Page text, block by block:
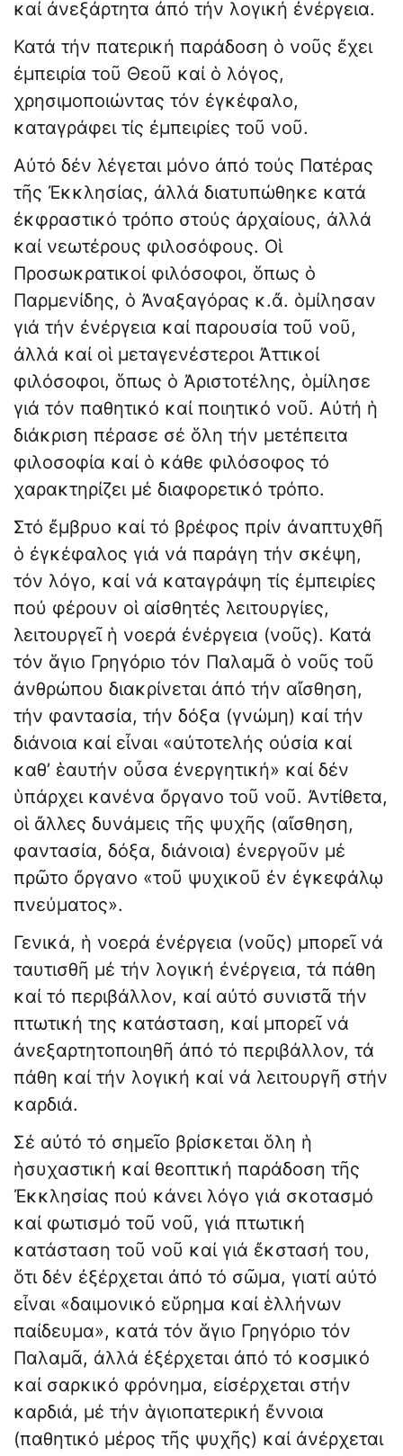
καί ἀνεξάρτητα ἀπό τήν λογική ἐνέργεια.
Κατά τήν πατερική παράδοση ὁ νοῦς ἔχει
ἐμπειρία τοῦ Θεοῦ καί ὁ λόγος,
χρησιμοποιώντας τόν ἐγκέφαλο,
καταγράφει τίς ἐμπειρίες τοῦ νοῦ.
Αὐτό δέν λέγεται μόνο ἀπό τούς Πατέρας
τῆς Ἐκκλησίας, ἀλλά διατυπώθηκε κατά
ἐκφραστικό τρόπο στούς ἀρχαίους, ἀλλά
καί νεωτέρους φιλοσόφους. Οἱ
Προσωκρατικοί φιλόσοφοι, ὅπως ὁ
Παρμενίδης, ὁ Ἀναξαγόρας κ.ἄ. ὁμίλησαν
γιά τήν ἐνέργεια καί παρουσία τοῦ νοῦ,
ἀλλά καί οἱ μεταγενέστεροι Ἀττικοί
φιλόσοφοι, ὅπως ὁ Ἀριστοτέλης, ὁμίλησε
γιά τόν παθητικό καί ποιητικό νοῦ. Αὐτή ἡ
διάκριση πέρασε σέ ὅλη τήν μετέπειτα
φιλοσοφία καί ὁ κάθε φιλόσοφος τό
χαρακτηρίζει μέ διαφορετικό τρόπο.
Στό ἔμβρυο καί τό βρέφος πρίν ἀναπτυχθῆ
ὁ ἐγκέφαλος γιά νά παράγη τήν σκέψη,
τόν λόγο, καί νά καταγράψη τίς ἐμπειρίες
πού φέρουν οἱ αἰσθητές λειτουργίες,
λειτουργεῖ ἡ νοερά ἐνέργεια (νοῦς). Κατά
τόν ἅγιο Γρηγόριο τόν Παλαμᾶ ὁ νοῦς τοῦ
ἀνθρώπου διακρίνεται ἀπό τήν αἴσθηση,
τήν φαντασία, τήν δόξα (γνώμη) καί τήν
διάνοια καί εἶναι «αὐτοτελής οὐσία καί
καθ’ ἑαυτήν οὖσα ἐνεργητική» καί δέν
ὑπάρχει κανένα ὄργανο τοῦ νοῦ. Ἀντίθετα,
οἱ ἄλλες δυνάμεις τῆς ψυχῆς (αἴσθηση,
φαντασία, δόξα, διάνοια) ἐνεργοῦν μέ
πρῶτο ὄργανο «τοῦ ψυχικοῦ ἐν ἐγκεφάλῳ
πνεύματος».
Γενικά, ἡ νοερά ἐνέργεια (νοῦς) μπορεῖ νά
ταυτισθῆ μέ τήν λογική ἐνέργεια, τά πάθη
καί τό περιβάλλον, καί αὐτό συνιστᾶ τήν
πτωτική της κατάσταση, καί μπορεῖ νά
ἀνεξαρτητοποιηθῆ ἀπό τό περιβάλλον, τά
πάθη καί τήν λογική καί νά λειτουργῆ στήν
καρδιά.
Σέ αὐτό τό σημεῖο βρίσκεται ὅλη ἡ
ἡσυχαστική καί θεοπτική παράδοση τῆς
Ἐκκλησίας πού κάνει λόγο γιά σκοτασμό
καί φωτισμό τοῦ νοῦ, γιά πτωτική
κατάσταση τοῦ νοῦ καί γιά ἔκστασή του,
ὅτι δέν ἐξέρχεται ἀπό τό σῶμα, γιατί αὐτό
εἶναι «δαιμονικό εὕρημα καί ἑλλήνων
παίδευμα», κατά τόν ἅγιο Γρηγόριο τόν
Παλαμᾶ, ἀλλά ἐξέρχεται ἀπό τό κοσμικό
καί σαρκικό φρόνημα, εἰσέρχεται στήν
καρδιά, μέ τήν ἁγιοπατερική ἔννοια
(παθητικό μέρος τῆς ψυχῆς) καί ἀνέρχεται